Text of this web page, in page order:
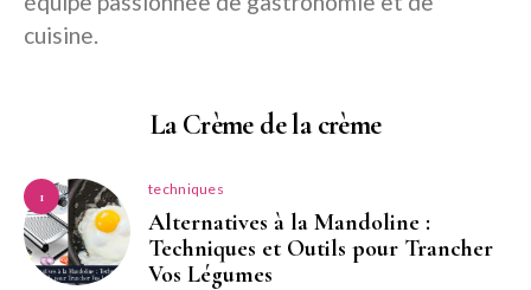
cuisine.
La Crème de la crème
1 techniques
Alternatives à la Mandoline :
Techniques et Outils pour Trancher
Vos Légumes